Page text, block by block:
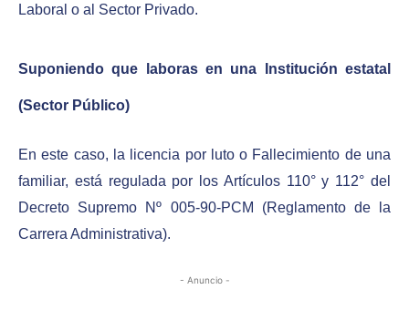
Laboral o al Sector Privado.
Suponiendo que laboras en una Institución estatal
(Sector Público)
En este caso, la licencia por luto o Fallecimiento de una
familiar, está regulada por los Artículos 110° y 112° del
Decreto Supremo Nº 005-90-PCM (Reglamento de la
Carrera Administrativa).
- Anuncio -